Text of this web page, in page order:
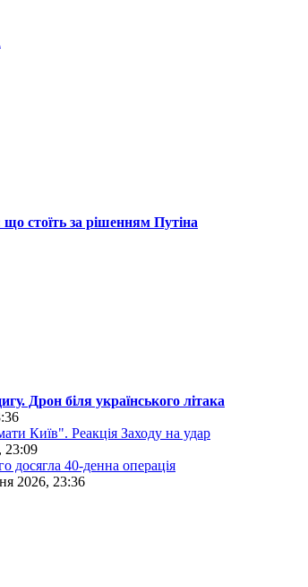
стоїть за рішенням Путіна
Дрон біля українського літака
Київ". Реакція Заходу на удар
досягла 40-денна операція
2026, 23:36